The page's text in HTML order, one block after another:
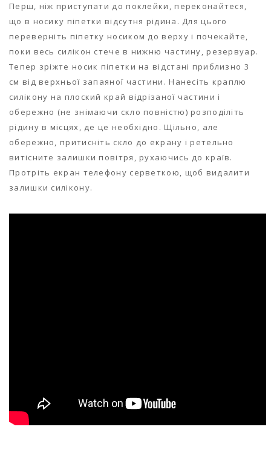
Перш, ніж приступати до поклейки, переконайтеся,
що в носику піпетки відсутня рідина. Для цього
переверніть піпетку носиком до верху і почекайте,
поки весь силікон стече в нижню частину, резервуар.
Тепер зріжте носик піпетки на відстані приблизно 3
см від верхньої запаяної частини. Нанесіть краплю
силікону на плоский край відрізаної частини і
обережно (не знімаючи скло повністю) розподіліть
рідину в місцях, де це необхідно. Щільно, але
обережно, притисніть скло до екрану і ретельно
витісните залишки повітря, рухаючись до країв.
Протріть екран телефону серветкою, щоб видалити
залишки силікону.